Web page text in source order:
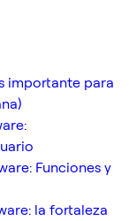
importante para
Funciones y
la fortaleza